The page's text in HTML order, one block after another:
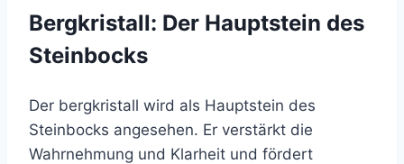
Bergkristall: Der Hauptstein des
Steinbocks
Der bergkristall wird als Hauptstein des
Steinbocks angesehen. Er verstärkt die
Wahrnehmung und Klarheit und fördert